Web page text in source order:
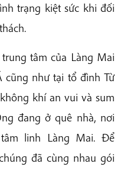
trạng kiệt sức khi đối
tâm của Làng Mai
cũng như tại tổ đình Từ
khí an vui và sum
đang ở quê nhà, nơi
linh Làng Mai. Để
đã cùng nhau gói